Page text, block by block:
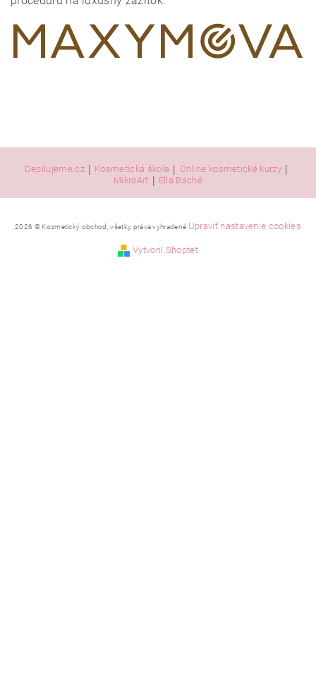
Depilujeme.cz | Kosmetická škola | Online kosmetické kurzy |
MikroArt | Ella Baché
2026 © Kozmetický obchod, všetky práva vyhradené Upraviť nastavenie cookies
Vytvoril Shoptet